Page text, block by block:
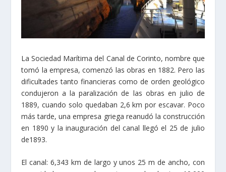
La Sociedad Marítima del Canal de Corinto, nombre que
tomó la empresa, comenzó las obras en 1882. Pero las
dificultades tanto financieras como de orden geológico
condujeron a la paralización de las obras en julio de
1889, cuando solo quedaban 2,6 km por escavar. Poco
más tarde, una empresa griega reanudó la construcción
en 1890 y la inauguración del canal llegó el 25 de julio
de1893.
El canal: 6,343 km de largo y unos 25 m de ancho, con